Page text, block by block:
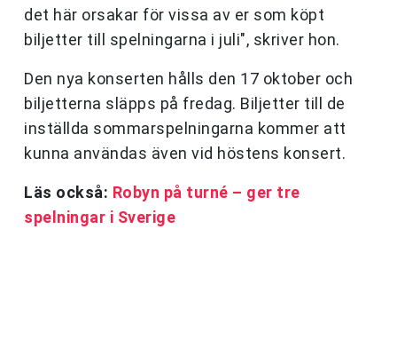
det här orsakar för vissa av er som köpt
biljetter till spelningarna i juli", skriver hon.
Den nya konserten hålls den 17 oktober och
biljetterna släpps på fredag. Biljetter till de
inställda sommarspelningarna kommer att
kunna användas även vid höstens konsert.
Läs också: Robyn på turné – ger tre
spelningar i Sverige